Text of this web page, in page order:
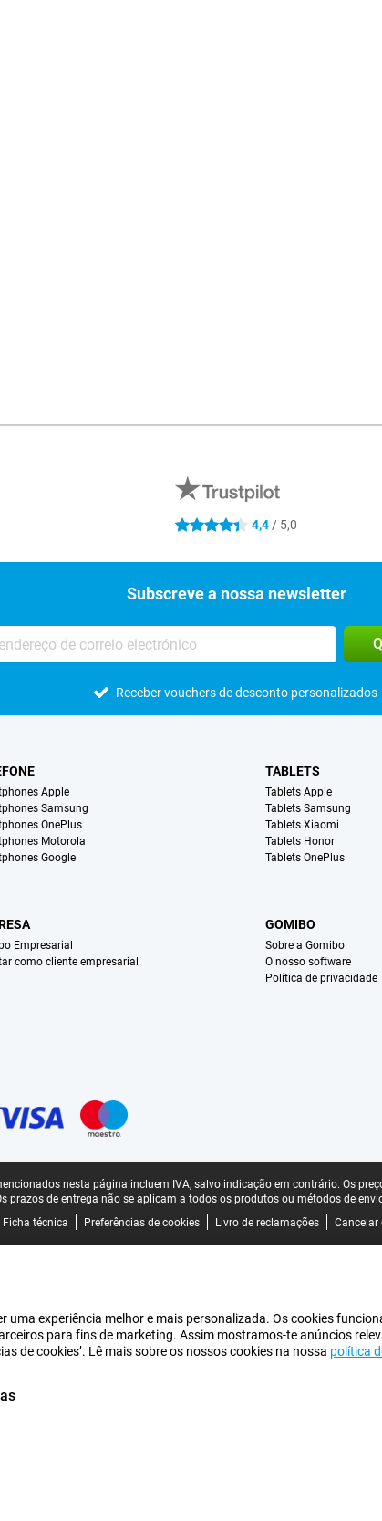
4.4 estrelas 4,4 / 5,0
Subscreve a nossa newsletter
Receber vouchers de desconto personalizados
Apple
Samsung
OnePlus
Motorola
Google
TABLETS
Tablets Apple
Tablets Samsung
Tablets Xiaomi
Tablets Honor
Tablets OnePlus
Empresarial
como cliente empresarial
GOMIBO
Sobre a Gomibo
O nosso software
Política de privacidade
nesta página incluem IVA, salvo indicação em contrário. Os
prazos de entrega não se aplicam a todos os produtos ou métodos de
Ficha técnica Preferências de cookies Livro de reclamações Cancelar
experiência melhor e mais personalizada. Os cookies
para fins de marketing. Assim mostramos-te anúncios
de cookies’. Lê mais sobre os nossos cookies na nossa política